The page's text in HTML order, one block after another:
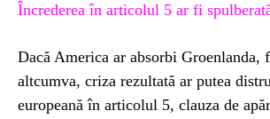
Încrederea în articolul 5 ar fi
Dacă America ar absorbi
altcumva, criza rezultată ar putea
europeană în articolul 5, clauza de